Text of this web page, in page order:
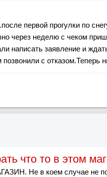
первой прогулки по
через неделю с чеком
написать заявление и
с отказом.Теперь
что то в этом
Не в коем случае не